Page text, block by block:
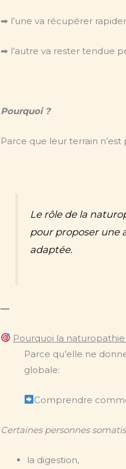
➡ l’une va récupérer
➡ l’autre va rester tendue
Pourquoi ?
Parce que leur terrain n’est
Le rôle de la
pour proposer une
adaptée.
—
Pourquoi la
Parce qu’elle ne
globale:
Comprendre
Certaines personnes
la digestion,